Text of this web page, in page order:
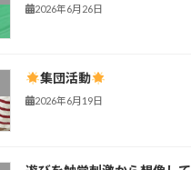
2026年6月26日
集団活動
2026年6月19日